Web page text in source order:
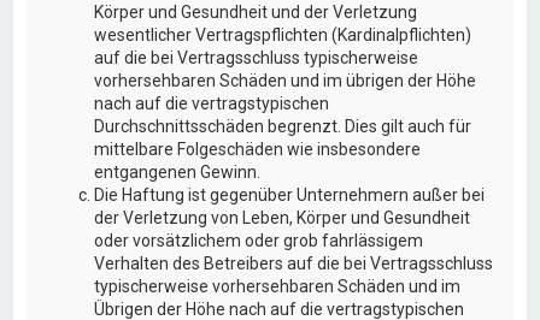
Körper und Gesundheit und der Verletzung
wesentlicher Vertragspflichten (Kardinalpflichten)
auf die bei Vertragsschluss typischerweise
vorhersehbaren Schäden und im übrigen der Höhe
nach auf die vertragstypischen
Durchschnittsschäden begrenzt. Dies gilt auch für
mittelbare Folgeschäden wie insbesondere
entgangenen Gewinn.
Die Haftung ist gegenüber Unternehmern außer bei
der Verletzung von Leben, Körper und Gesundheit
oder vorsätzlichem oder grob fahrlässigem
Verhalten des Betreibers auf die bei Vertragsschluss
typischerweise vorhersehbaren Schäden und im
Übrigen der Höhe nach auf die vertragstypischen